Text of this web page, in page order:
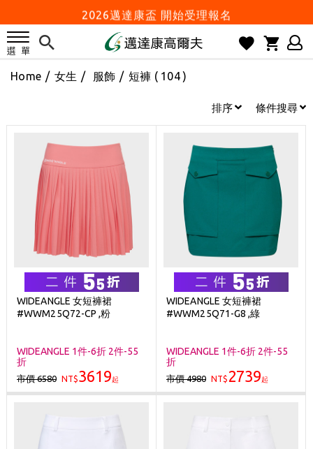
2026邁達康盃 開始受理報名
7月份 門市免費試打日程 已公佈!
歡迎體驗公益店Friends Screen模擬器
刷台新卡滿 $6000 分 3 期 0 利率
Golf Point 會員回饋積點
消費滿 $2000 享免運
Happy Father's Day
父親節優惠實施中
2026邁達康盃 開始受理報名
7月份 門市免費試打日程 已公佈!
防詐騙! 勿信來路不明連結及優惠
歡迎體驗公益店Friends Screen模擬器
刷台新卡滿 $6000 分 3 期 0 利率
消費滿 $2000 享免運
Home / 女生 / 服飾 / 短褲 ( 104 )
排序 條件搜尋
WIDEANGLE 女短褲裙
#WWM25Q72-CP ,粉
WIDEANGLE 1件-6折 2件-55
折
市價 6580 NT$3619起
WIDEANGLE 女短褲裙
#WWM25Q71-G8 ,綠
WIDEANGLE 1件-6折 2件-55
折
市價 4980 NT$ 2739起